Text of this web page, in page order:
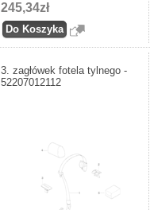
245,34zł
3. zagłówek fotela tylnego -
52207012112